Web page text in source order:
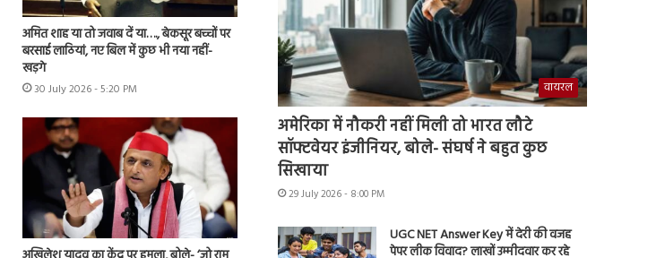
अमित शाह या तो जवाब दें या…., बेकसूर बच्चों पर
बरसाई लाठियां, नए बिल में कुछ भी नया नहीं-
खड़गे
30 July 2026 - 5:20 PM वायरल
अमेरिका में नौकरी नहीं मिली तो भारत लौटे
सॉफ्टवेयर इंजीनियर, बोले- संघर्ष ने बहुत कुछ
सिखाया
29 July 2026 - 8:00 PM
UGC NET Answer Key में देरी की वजह
पेपर लीक विवाद? लाखों उम्मीदवार कर रहे